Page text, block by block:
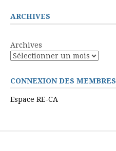
ARCHIVES
Archives
CONNEXION DES MEMBRES
Espace RE-CA